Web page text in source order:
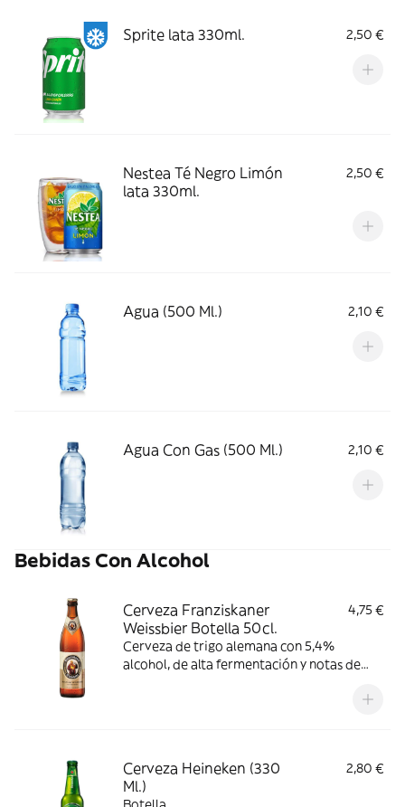
Sprite lata 330ml. 2,50 €
Nestea Té Negro Limón
lata 330ml.
2,50 €
Agua (500 Ml.) 2,10 €
Agua Con Gas (500 Ml.) 2,10 €
Bebidas Con Alcohol
Cerveza Franziskaner
Weissbier Botella 50cl.
4,75 €
Cerveza de trigo alemana con 5,4%
alcohol, de alta fermentación y notas de
amargor, se recomienda consumir entre 6-
Cerveza Heineken (330
Ml.)
2,80 €